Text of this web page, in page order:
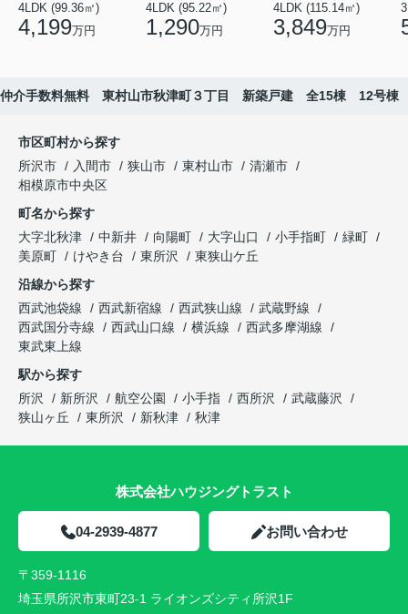
4LDK (99.36㎡)
4,199万円
4LDK (95.22㎡)
1,290万円
4LDK (115.14㎡)
3,849万円
仲介手数料無料 東村山市秋津町３丁目 新築戸建 全15棟 12号棟
市区町村から探す
所沢市
入間市 狭山市 東村山市
清瀬市
相模原市中央区
町名から探す
大字北秋津
中新井 向陽町 大字山口 小手指町
緑町
美原町
けやき台 東所沢
東狭山ケ丘
沿線から探す
西武池袋線
西武新宿線 西武狭山線
武蔵野線
西武国分寺線
西武山口線 横浜線
西武多摩湖線
東武東上線
駅から探す
所沢
新所沢 航空公園 小手指 西所沢
武蔵藤沢
狭山ヶ丘
東所沢 新秋津 秋津
株式会社ハウジングトラスト
04-2939-4877 お問い合わせ
〒359-1116
埼玉県所沢市東町23-1 ライオンズシティ所沢1F